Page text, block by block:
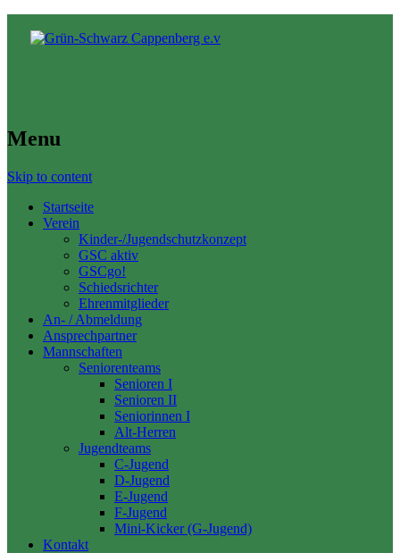
Menu
Skip to content
Startseite
Verein
Kinder-/Jugendschutzkonzept
GSC aktiv
GSCgo!
Schiedsrichter
Ehrenmitglieder
An- / Abmeldung
Ansprechpartner
Mannschaften
Seniorenteams
Senioren I
Senioren II
Seniorinnen I
Alt-Herren
Jugendteams
C-Jugend
D-Jugend
E-Jugend
F-Jugend
Mini-Kicker (G-Jugend)
Kontakt